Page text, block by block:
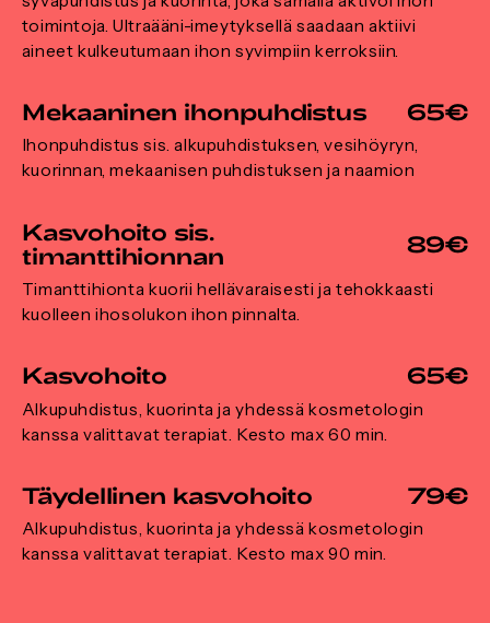
toimintoja. Ultraääni-imeytyksellä saadaan aktiivi
aineet kulkeutumaan ihon syvimpiin kerroksiin.
Mekaaninen ihonpuhdistus 65€
Ihonpuhdistus sis. alkupuhdistuksen, vesihöyryn,
kuorinnan, mekaanisen puhdistuksen ja naamion
Kasvohoito sis.
timanttihionnan
89€
Timanttihionta kuorii hellävaraisesti ja tehokkaasti
kuolleen ihosolukon ihon pinnalta.
Kasvohoito 65€
Alkupuhdistus, kuorinta ja yhdessä kosmetologin
kanssa valittavat terapiat. Kesto max 60 min.
Täydellinen kasvohoito 79€
Alkupuhdistus, kuorinta ja yhdessä kosmetologin
kanssa valittavat terapiat. Kesto max 90 min.